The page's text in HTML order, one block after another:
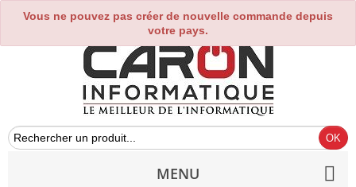
Vous ne pouvez pas créer de nouvelle commande depuis
votre pays.
0
MENU